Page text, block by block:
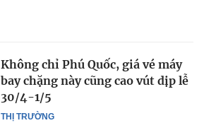
THỊ TRƯỜNG
Không chỉ Phú Quốc, giá vé máy
bay chặng này cũng cao vút dịp lễ
30/4-1/5